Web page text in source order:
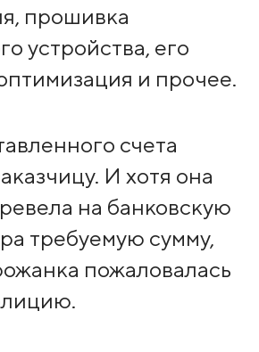
прошивка
устройства, его
и прочее.
счета
И хотя она
на банковскую
требуемую сумму,
пожаловалась